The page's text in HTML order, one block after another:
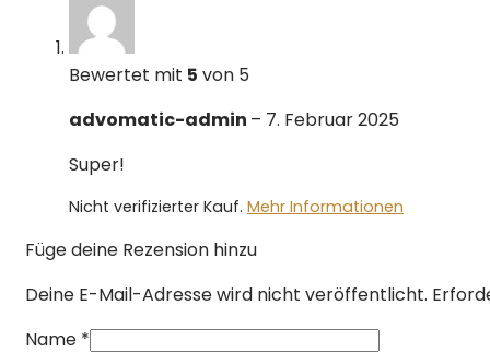
Bewertet mit 5 von 5
advomatic-admin – 7. Februar 2025
Super!
Nicht verifizierter Kauf. Mehr Informationen
Füge deine Rezension hinzu
Deine E-Mail-Adresse wird nicht veröffentlicht.
Name *